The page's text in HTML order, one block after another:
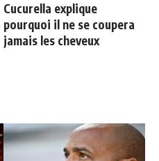
Cucurella explique
pourquoi il ne se coupera
jamais les cheveux